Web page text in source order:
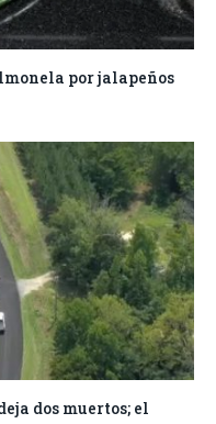
por jalapeños
dos muertos; el